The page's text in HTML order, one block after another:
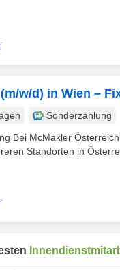
w/d) in Wien –
Sonderzahlung
Bei McMakler
Standorten in